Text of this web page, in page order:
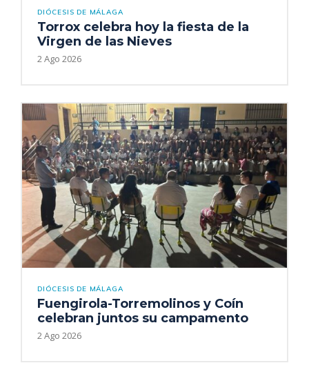
DIÓCESIS DE MÁLAGA
Torrox celebra hoy la fiesta de la
Virgen de las Nieves
2 Ago 2026
DIÓCESIS DE MÁLAGA
Fuengirola-Torremolinos y Coín
celebran juntos su campamento
2 Ago 2026